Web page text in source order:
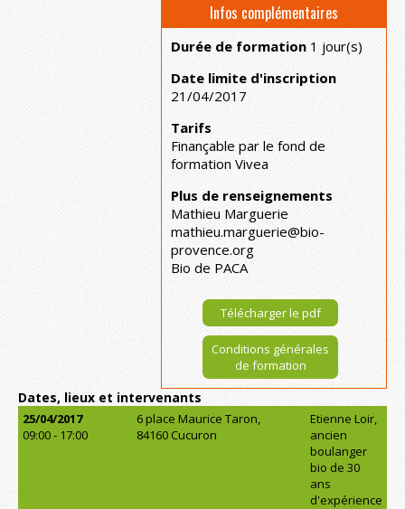
Infos complémentaires
Durée de formation 1 jour(s)
Date limite d'inscription
21/04/2017
Tarifs
Finançable par le fond de
formation Vivea
Plus de renseignements
Mathieu Marguerie
mathieu.marguerie@bio-
provence.org
Bio de PACA
Télécharger le pdf
Conditions générales
de formation
Dates, lieux et intervenants
25/04/2017
09:00 - 17:00
6 place Maurice Taron,
84160 Cucuron
Etienne Loir,
ancien
boulanger
bio de 30
ans
d'expérience